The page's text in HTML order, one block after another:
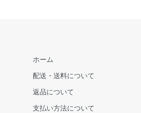
ホーム
配送・送料について
返品について
支払い方法について